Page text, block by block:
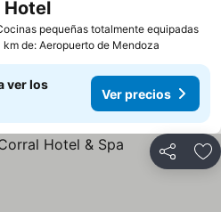
pequeñas totalmente equipadas
Hotel
km de: Aeropuerto de Mendoza
ver los
Ver precios
Compartir